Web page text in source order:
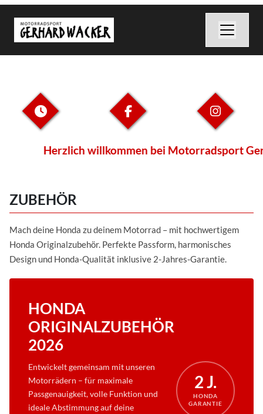
Herzlich willkommen bei Motorradsport
ZUBEHÖR
Mach deine Honda zu deinem Motorrad – mit hochwertigem
Honda Originalzubehör. Perfekte Passform, harmonisches
Design und Honda-Qualität inklusive 2-Jahres-Garantie.
HONDA
ORIGINALZUBEHÖR
2026
Entwickelt gemeinsam mit unseren
Motorrädern – für maximale
Passgenauigkeit, volle Funktion und
ideale Abstimmung auf deine
2 J.
HONDA
GARANTIE